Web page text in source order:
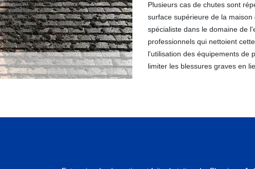
Plusieurs cas de chutes sont
surface supérieure de la
spécialiste dans le domaine de
professionnels qui nettoient
l'utilisation des équipements de
limiter les blessures graves en